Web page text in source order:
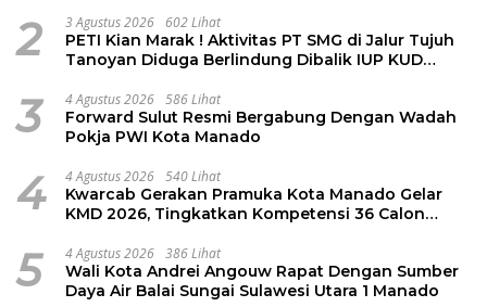
2 3 Agustus 2026 602 Lihat
PETI Kian Marak ! Aktivitas PT SMG di Jalur Tujuh
Tanoyan Diduga Berlindung Dibalik IUP KUD
3 4 Agustus 2026 586 Lihat
Forward Sulut Resmi Bergabung Dengan Wadah
Pokja PWI Kota Manado
4 4 Agustus 2026 540 Lihat
Kwarcab Gerakan Pramuka Kota Manado Gelar
KMD 2026, Tingkatkan Kompetensi 36 Calon
5 4 Agustus 2026 386 Lihat
Wali Kota Andrei Angouw Rapat Dengan Sumber
Daya Air Balai Sungai Sulawesi Utara 1 Manado